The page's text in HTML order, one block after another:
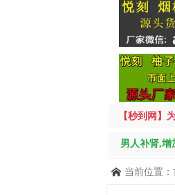
【秒到网】
男人补肾,增
当前位置：